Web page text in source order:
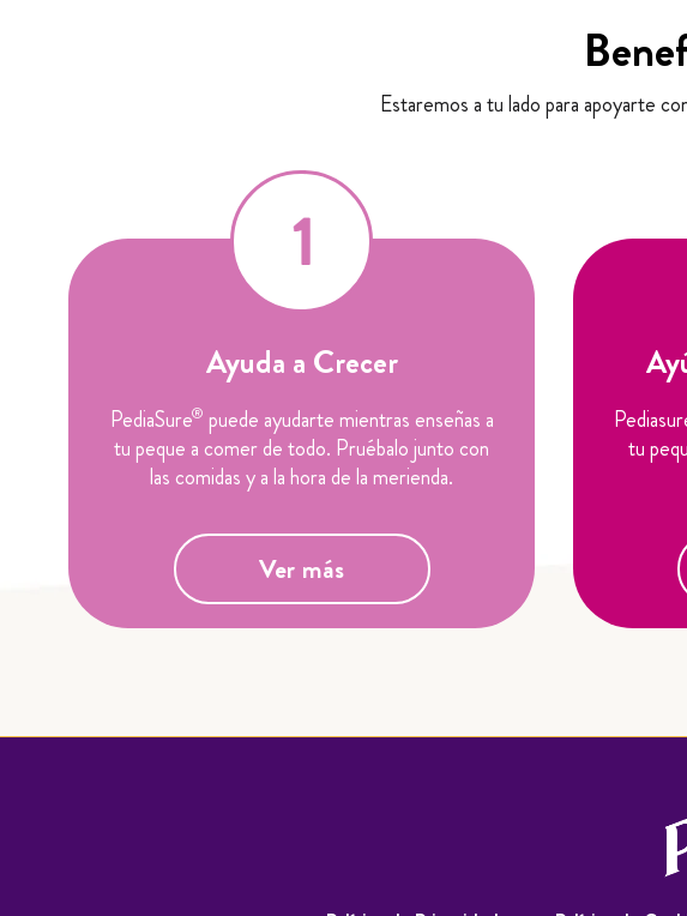
Estaremos a tu lado para apoyarte
Ayuda a Crecer
PediaSure® puede ayudarte mientras enseñas a
tu peque a comer de todo. Pruébalo junto con
las comidas y a la hora de la merienda.
Ver más
tu